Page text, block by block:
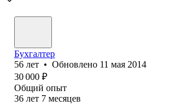
Бухгалтер
56 лет • Обновлено 11 мая 2014
30 000 ₽
Общий опыт
36 лет 7 месяцев